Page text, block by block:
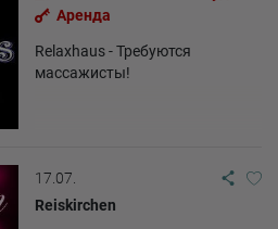
Аренда
Relaxhaus - Требуются
массажисты!
17.07.
Reiskirchen